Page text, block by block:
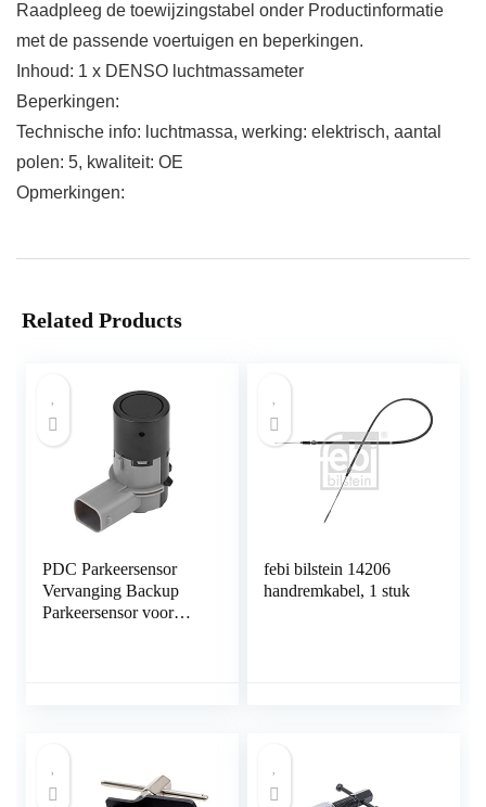
Raadpleeg de toewijzingstabel onder Productinformatie
met de passende voertuigen en beperkingen.
Inhoud: 1 x DENSO luchtmassameter
Beperkingen:
Technische info: luchtmassa, werking: elektrisch, aantal
polen: 5, kwaliteit: OE
Opmerkingen:
Related Products
PDC Parkeersensor
Vervanging Backup
Parkeersensor voor
febi bilstein 14206
handremkabel, 1 stuk